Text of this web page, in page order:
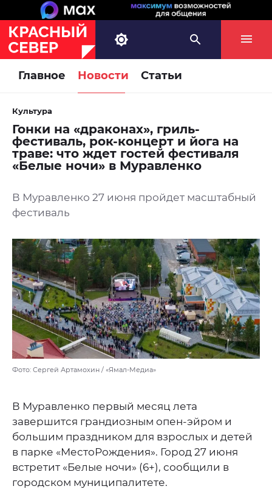
Главное Новости Статьи
Культура
Гонки на «драконах», гриль-
фестиваль, рок-концерт и йога на
траве: что ждет гостей фестиваля
«Белые ночи» в Муравленко
В Муравленко 27 июня пройдет масштабный
фестиваль
Фото: Сергей Артамохин / «Ямал-Медиа»
В Муравленко первый месяц лета
завершится грандиозным опен-эйром и
большим праздником для взрослых и детей
в парке «МестоРождения». Город 27 июня
встретит «Белые ночи» (6+), сообщили в
городском муниципалитете.